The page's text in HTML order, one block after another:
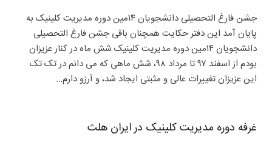
جشن فارغ التحصیلی دانشجویان ۱۴مین دوره مدیریت کلینیک به
پایان آمد این دفتر حکایت همچنان باقی جشن فارغ التحصیلی
دانشجویان ۱۴مین دوره مدیریت کلینیک شش ماه در کنار عزیزان
بودم از اسفند ۹۷ تا مرداد ۹۸، شش ماهی که می دانم در تک تک
این عزیزان تغییرات عالی و مثبتی ایجاد شد، و آرزو دارم…
غرفه دوره مدیریت کلینیک در ایران هلث